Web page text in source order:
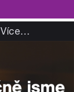
Více…